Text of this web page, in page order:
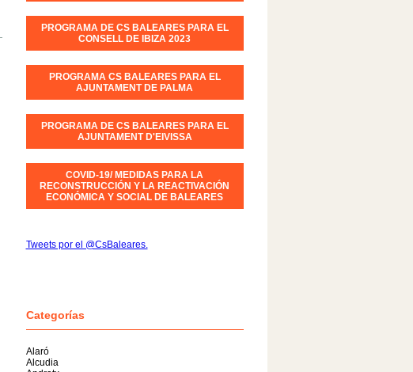
PROGRAMA DE CS BALEARES PARA EL
CONSELL DE IBIZA 2023
PROGRAMA CS BALEARES PARA EL
AJUNTAMENT DE PALMA
PROGRAMA DE CS BALEARES PARA EL
AJUNTAMENT D'EIVISSA
COVID-19/ MEDIDAS PARA LA
RECONSTRUCCIÓN Y LA REACTIVACIÓN
ECONÓMICA Y SOCIAL DE BALEARES
Tweets por el @CsBaleares.
Categorías
Alaró
Alcudia